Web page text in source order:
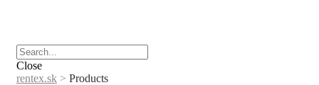
Close
rentex.sk > Products